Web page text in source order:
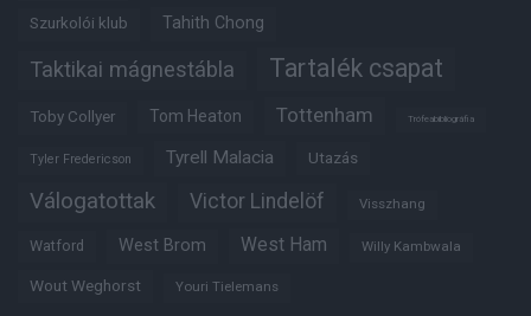
Szurkolói klub Tahith Chong
Taktikai mágnestábla Tartalék csapat
Toby Collyer Tom Heaton Tottenham Trófeabibliográfia
Tyler Fredericson Tyrell Malacia Utazás
Válogatottak Victor Lindelöf Visszhang
Watford West Brom West Ham Willy Kambwala
Wout Weghorst Youri Tielemans